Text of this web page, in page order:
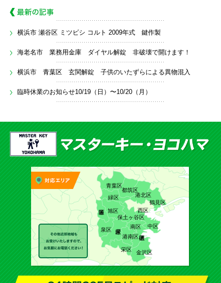
横浜市 瀬谷区 ミツビシ コルト 2009年式 鍵作製
海老名市 業務用金庫 ダイヤル解錠 非破壊で開けます！
横浜市 青葉区 玄関解錠 子供のいたずらによる異物混入
臨時休業のお知らせ10/19（日）〜10/20（月）
青葉区
都筑区
港北区
鶴見区
緑区
旭区
保土ヶ谷区
西区
泉区
港南区
南区 中区
金沢区
栄区